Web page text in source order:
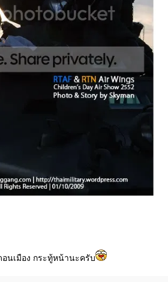
เมือง กระทู้หน้านะครับ